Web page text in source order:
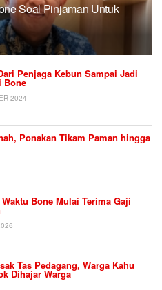
Soal Pinjaman Untuk
Penjaga Kebun Sampai Jadi
Bone
2024
Ponakan Tikam Paman hingga
Bone Mulai Terima Gaji
Tas Pedagang, Warga Kahu
Dihajar Warga